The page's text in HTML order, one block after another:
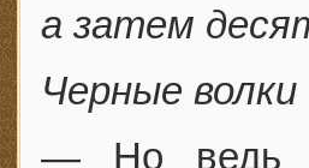
а затем
Черные
— Но ведь